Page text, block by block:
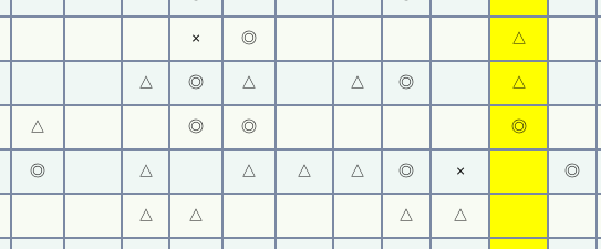
× ◎ △
△ ◎ △ △ ◎ △
△ ◎ ◎ ◎
◎ △ △ △ △ ◎ × ◎
△ △ △ △